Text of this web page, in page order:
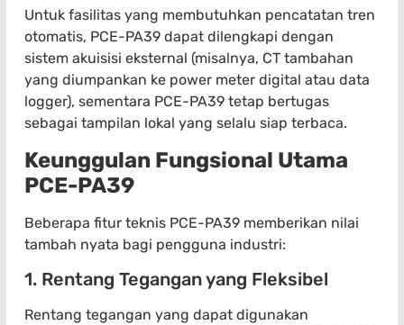
Untuk fasilitas yang membutuhkan pencatatan tren
otomatis, PCE-PA39 dapat dilengkapi dengan
sistem akuisisi eksternal (misalnya, CT tambahan
yang diumpankan ke power meter digital atau data
logger), sementara PCE-PA39 tetap bertugas
sebagai tampilan lokal yang selalu siap terbaca.
Keunggulan Fungsional Utama
PCE-PA39
Beberapa fitur teknis PCE-PA39 memberikan nilai
tambah nyata bagi pengguna industri:
1. Rentang Tegangan yang Fleksibel
Rentang tegangan yang dapat digunakan